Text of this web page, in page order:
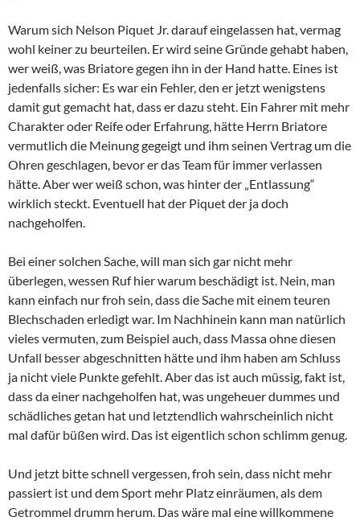
Warum sich Nelson Piquet Jr. darauf eingelassen hat, vermag
wohl keiner zu beurteilen. Er wird seine Gründe gehabt haben,
wer weiß, was Briatore gegen ihn in der Hand hatte. Eines ist
jedenfalls sicher: Es war ein Fehler, den er jetzt wenigstens
damit gut gemacht hat, dass er dazu steht. Ein Fahrer mit mehr
Charakter oder Reife oder Erfahrung, hätte Herrn Briatore
vermutlich die Meinung gegeigt und ihm seinen Vertrag um die
Ohren geschlagen, bevor er das Team für immer verlassen
hätte. Aber wer weiß schon, was hinter der „Entlassung“
wirklich steckt. Eventuell hat der Piquet der ja doch
nachgeholfen.
Bei einer solchen Sache, will man sich gar nicht mehr
überlegen, wessen Ruf hier warum beschädigt ist. Nein, man
kann einfach nur froh sein, dass die Sache mit einem teuren
Blechschaden erledigt war. Im Nachhinein kann man natürlich
vieles vermuten, zum Beispiel auch, dass Massa ohne diesen
Unfall besser abgeschnitten hätte und ihm haben am Schluss
ja nicht viele Punkte gefehlt. Aber das ist auch müssig, fakt ist,
dass da einer nachgeholfen hat, was ungeheuer dummes und
schädliches getan hat und letztendlich wahrscheinlich nicht
mal dafür büßen wird. Das ist eigentlich schon schlimm genug.
Und jetzt bitte schnell vergessen, froh sein, dass nicht mehr
passiert ist und dem Sport mehr Platz einräumen, als dem
Getrommel drumm herum. Das wäre mal eine willkommene